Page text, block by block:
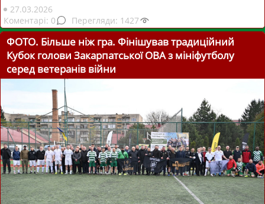
27.03.2026
0
1427
ФОТО. Більше ніж гра. Фінішував традиційний
Кубок голови Закарпатської ОВА з мініфутболу
серед ветеранів війни